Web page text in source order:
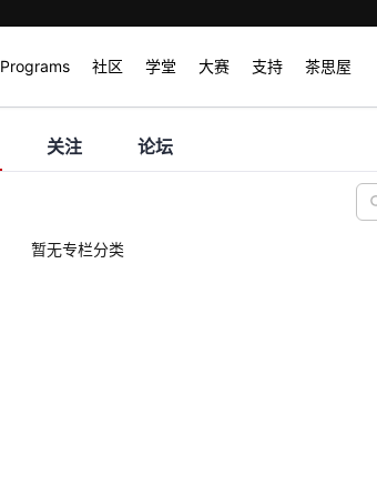
Programs 社区 学堂 大赛 支持 茶思屋
关注 论坛
暂无专栏分类